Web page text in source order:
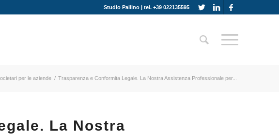
Studio Pallino | tel. +39 022135595
per le aziende / Trasparenza e Conformita Legale. La Nostra Assistenza Professionale per...
La Nostra